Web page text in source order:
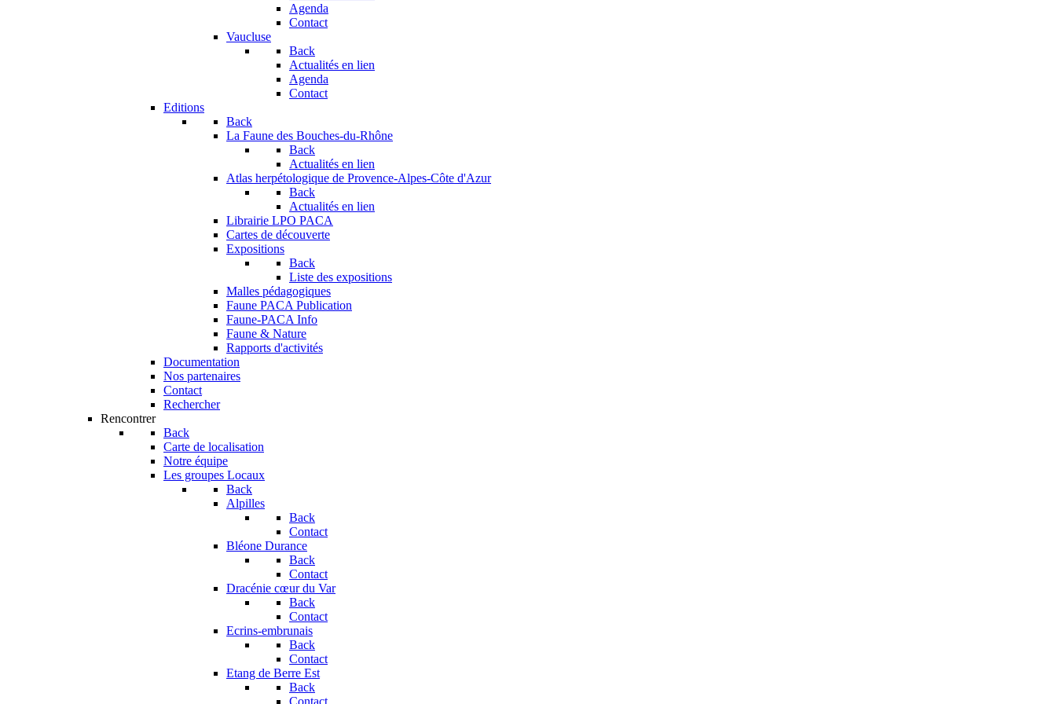
Agenda
Contact
Vaucluse
Back
Actualités en lien
Agenda
Contact
Editions
Back
La Faune des Bouches-du-Rhône
Back
Actualités en lien
Atlas herpétologique de Provence-Alpes-Côte d'Azur
Back
Actualités en lien
Librairie LPO PACA
Cartes de découverte
Expositions
Back
Liste des expositions
Malles pédagogiques
Faune PACA Publication
Faune-PACA Info
Faune & Nature
Rapports d'activités
Documentation
Nos partenaires
Contact
Rechercher
Rencontrer
Back
Carte de localisation
Notre équipe
Les groupes Locaux
Back
Alpilles
Back
Contact
Bléone Durance
Back
Contact
Dracénie cœur du Var
Back
Contact
Ecrins-embrunais
Back
Contact
Etang de Berre Est
Back
Contact